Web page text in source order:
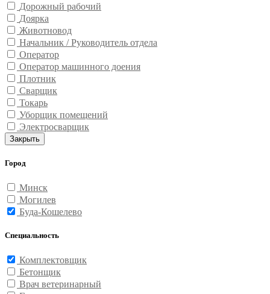
Дорожный рабочий
Доярка
Животновод
Начальник / Руководитель отдела
Оператор
Оператор машинного доения
Плотник
Сварщик
Токарь
Уборщик помещений
Электросварщик
Закрыть
Город
Минск
Могилев
Буда-Кошелево
Специальность
Комплектовщик
Бетонщик
Врач ветеринарный